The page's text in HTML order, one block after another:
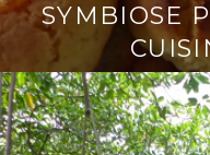
SYMBIOSE